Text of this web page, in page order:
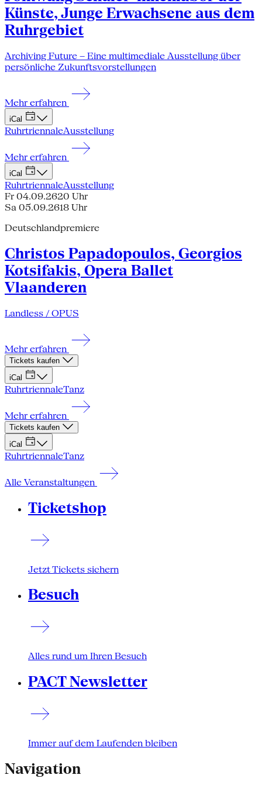
Künste, Junge Erwachsene aus dem
Ruhrgebiet
Archiving Future – Eine multimediale Ausstellung über
persönliche Zukunftsvorstellungen
Mehr erfahren
iCal
RuhrtriennaleAusstellung
Mehr erfahren
iCal
RuhrtriennaleAusstellung
Fr 04.09.2620 Uhr
Sa 05.09.2618 Uhr
Deutschlandpremiere
Christos Papadopoulos, Georgios
Kotsifakis, Opera Ballet
Vlaanderen
Landless / OPUS
Mehr erfahren
Tickets kaufen
iCal
RuhrtriennaleTanz
Mehr erfahren
Tickets kaufen
iCal
RuhrtriennaleTanz
Alle Veranstaltungen
Ticketshop
Jetzt Tickets sichern
Besuch
Alles rund um Ihren Besuch
PACT Newsletter
Immer auf dem Laufenden bleiben
Navigation